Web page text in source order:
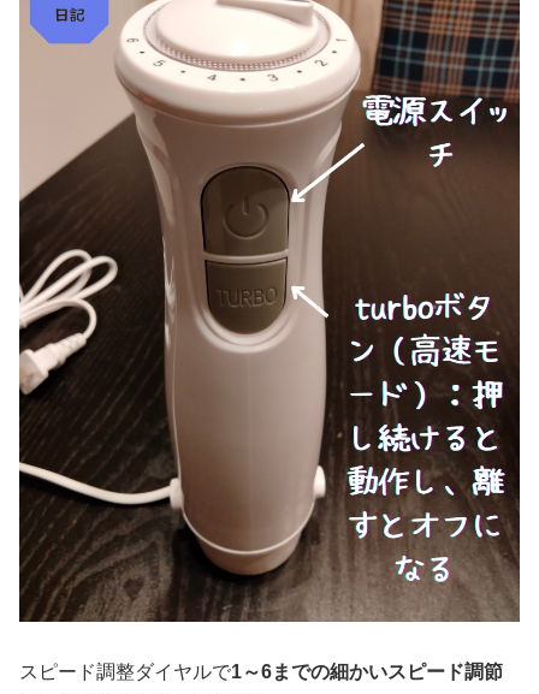
スピード調整ダイヤルで1～6までの細かいスピード調節